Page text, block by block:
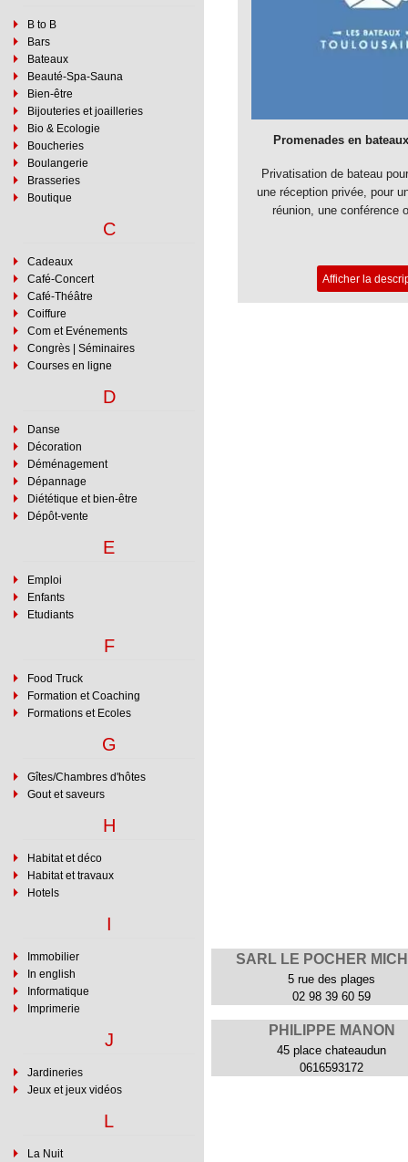
B to B
Bars
Bateaux
Beauté-Spa-Sauna
Bien-être
Bijouteries et joailleries
Bio & Ecologie
Boucheries
Boulangerie
Brasseries
Boutique
C
Cadeaux
Café-Concert
Café-Théâtre
Coiffure
Com et Evénements
Congrès | Séminaires
Courses en ligne
D
Danse
Décoration
Déménagement
Dépannage
Diététique et bien-être
Dépôt-vente
E
Emploi
Enfants
Etudiants
F
Food Truck
Formation et Coaching
Formations et Ecoles
G
Gîtes/Chambres d'hôtes
Gout et saveurs
H
Habitat et déco
Habitat et travaux
Hotels
I
Immobilier
In english
Informatique
Imprimerie
J
Jardineries
Jeux et jeux vidéos
L
La Nuit
Promenades en
Privatisation de bateau
une réception privée, pour
réunion, une conférence
et professionnels. Une
accompagne dans la
personnalisés avec une
Afficher la
SARL LE POCHER
5 rue des plages
02 98 39 60 59
PHILIPPE MANON
45 place chateaudun
0616593172